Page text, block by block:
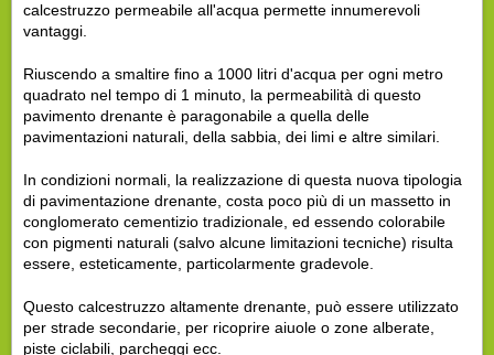
calcestruzzo permeabile all'acqua permette innumerevoli
vantaggi.
Riuscendo a smaltire fino a 1000 litri d'acqua per ogni metro
quadrato nel tempo di 1 minuto, la permeabilità di questo
pavimento drenante è paragonabile a quella delle
pavimentazioni naturali, della sabbia, dei limi e altre similari.
In condizioni normali, la realizzazione di questa nuova tipologia
di pavimentazione drenante, costa poco più di un massetto in
conglomerato cementizio tradizionale, ed essendo colorabile
con pigmenti naturali (salvo alcune limitazioni tecniche) risulta
essere, esteticamente, particolarmente gradevole.
Questo calcestruzzo altamente drenante, può essere utilizzato
per strade secondarie, per ricoprire aiuole o zone alberate,
piste ciclabili, parcheggi ecc.